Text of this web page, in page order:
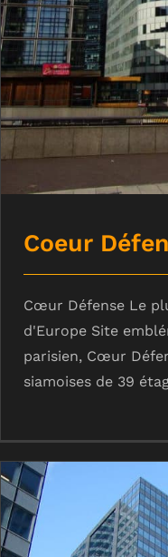
Coeur
Cœur Défense Le
d'Europe Site
parisien, Cœur
siamoises de 39